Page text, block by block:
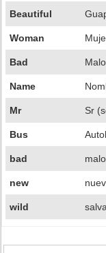
Beautiful
Woman
Bad Malo
Name
Mr Sr
Bus
bad malo
new
wild